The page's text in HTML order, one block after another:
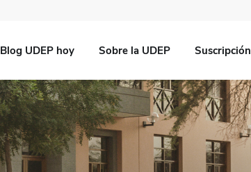
Blog UDEP hoy Sobre la UDEP Suscripción